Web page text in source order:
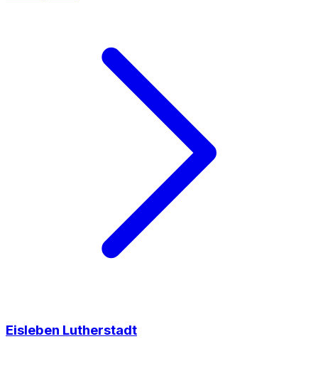
Eisleben Lutherstadt